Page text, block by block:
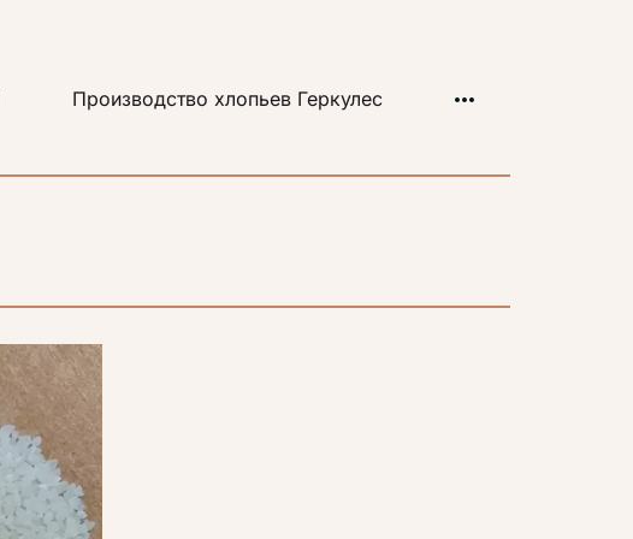
Производство хлопьев Геркулес